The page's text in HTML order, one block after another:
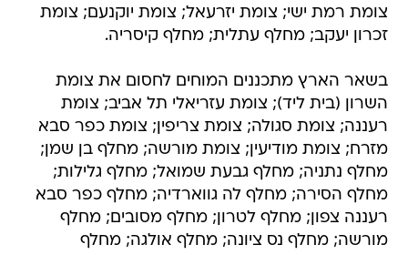
צומת רמת ישי; צומת יזרעאל; צומת יוקנעם; צומת
זכרון יעקב; מחלף עתלית; מחלף קיסריה.
בשאר הארץ מתכננים המוחים לחסום את צומת
השרון (בית ליד); צומת עזריאלי תל אביב; צומת
רעננה; צומת סגולה; צומת צריפין; צומת כפר סבא
מזרח; צומת מודיעין; צומת מורשה; מחלף בן שמן;
מחלף נתניה; מחלף גבעת שמואל; מחלף גלילות;
מחלף הסירה; מחלף לה גווארדיה; מחלף כפר סבא
רעננה צפון; מחלף לטרון; מחלף מסובים; מחלף
מורשה; מחלף נס ציונה; מחלף אולגה; מחלף